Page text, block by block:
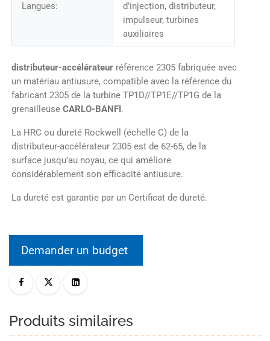
Langues:
d'injection, distributeur,
impulseur, turbines
auxiliaires
distributeur-accélérateur référence 2305 fabriquée avec
un matériau antiusure, compatible avec la référence du
fabricant 2305 de la turbine TP1D//TP1E//TP1G de la
grenailleuse CARLO-BANFI.
La HRC ou dureté Rockwell (échelle C) de la
distributeur-accélérateur 2305 est de 62-65, de la
surface jusqu’au noyau, ce qui améliore
considérablement son efficacité antiusure.
La dureté est garantie par un Certificat de dureté.
Demander un budget
Produits similaires